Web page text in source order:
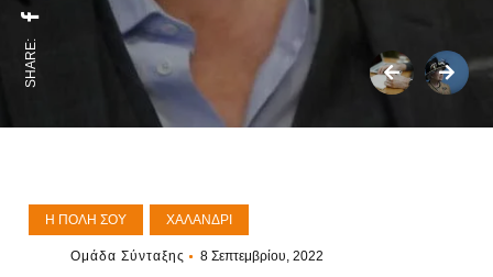
SHARE:
Η ΠΌΛΗ ΣΟΥ ΧΑΛΆΝΔΡΙ
Ομάδα Σύνταξης 8 Σεπτεμβρίου, 2022